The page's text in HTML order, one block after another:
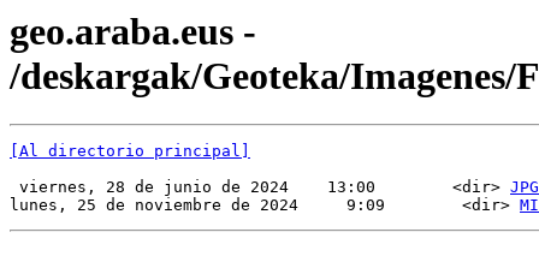
geo.araba.eus -
/deskargak/Geoteka/Imagenes/
[Al directorio principal]
viernes, 28 de junio de 2024    13:00        <dir> JPG
lunes, 25 de noviembre de 2024     9:09        <dir>